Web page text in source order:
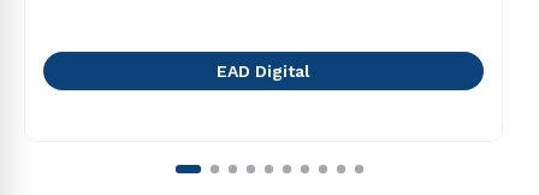
EAD Digital